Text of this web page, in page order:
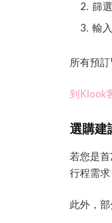
篩
輸
所有預
到Klook
選購建
若您是
行程需求
此外，